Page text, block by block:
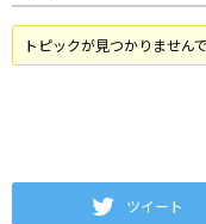
トピックが見つかりませんで
ツイート